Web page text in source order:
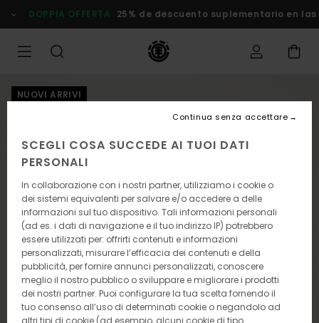
alle
informazioni
prodotto
DOPPIA OFFERTA 25% de descuento suplementario en las
NUOVI ARRIVI
SCEGLI COSA SUCCEDE AI TUOI DATI
PERSONALI
In collaborazione con i nostri partner, utilizziamo i cookie o
dei sistemi equivalenti per salvare e/o accedere a delle
informazioni sul tuo dispositivo. Tali informazioni personali
(ad es. i dati di navigazione e il tuo indirizzo IP) potrebbero
essere utilizzati per: offrirti contenuti e informazioni
personalizzati, misurare l’efficacia dei contenuti e della
pubblicità, per fornire annunci personalizzati, conoscere
meglio il nostro pubblico o sviluppare e migliorare i prodotti
dei nostri partner. Puoi configurare la tua scelta fornendo il
tuo consenso all’uso di determinati cookie o negandolo ad
altri tipi di cookie (ad esempio, alcuni cookie di tipo
Continua senza accettare